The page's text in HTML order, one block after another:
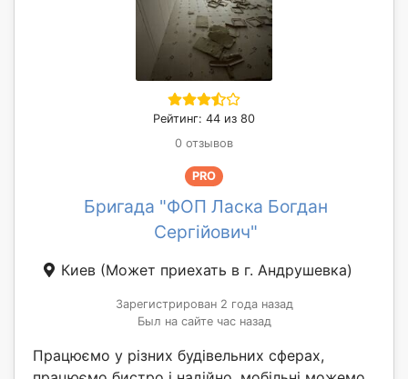
Рейтинг: 44 из 80
0 отзывов
PRO
Бригада "ФОП Ласка Богдан
Сергійович"
Киев (Может приехать в г. Андрушевка)
Зарегистрирован 2 года назад
Был на сайте час назад
Працюємо у різних будівельних сферах,